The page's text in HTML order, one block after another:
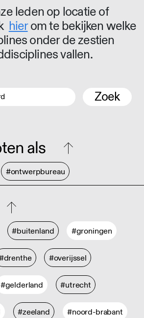
leden op locatie of
hierom te bekijken welke
onder de zestien
vallen.
Zoek
als
#ontwerpbureau
#buitenland #groningen
#overijssel
#gelderland #utrecht
#zeeland #noord-brabant